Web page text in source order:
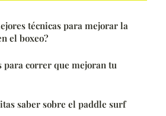
técnicas para mejorar la
el boxeo?
para correr que mejoran tu
saber sobre el paddle surf